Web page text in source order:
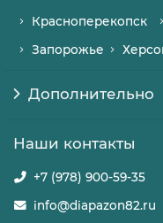
Красноперекопск
Запорожье
Дополнительно
Наши контакты
+7 (978) 900-59-35
info@diapazon82.ru